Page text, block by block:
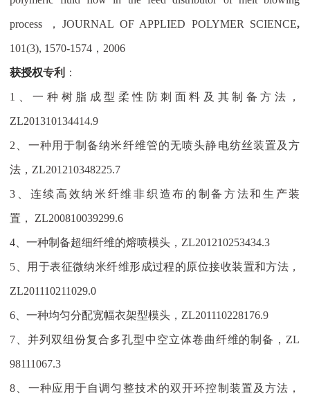
process ，JOURNAL OF APPLIED POLYMER SCIENCE,
101(3), 1570-1574 ，2006
获授权专利 ：
1、一种树脂成型柔性防刺面料及其制备方法，
ZL201310134414.9
2、 一种用于制备纳米纤维管的无喷头静电纺丝装置及方
法，ZL201210348225.7
3、 连续高效纳米纤维非织造布的制备方法和生产装
置， ZL200810039299.6
4、一种制备超细纤维的熔喷模头，ZL201210253434.3
5、用于表征微纳米纤维形成过程的原位接收装置和方法，
ZL201110211029.0
6、一种均匀分配宽幅衣架型模头，ZL201110228176.9
7、并列双组份复合多孔型中空立体卷曲纤维的制备，ZL
98111067.3
8、一种应用于自调匀整技术的双开环控制装置及方法，